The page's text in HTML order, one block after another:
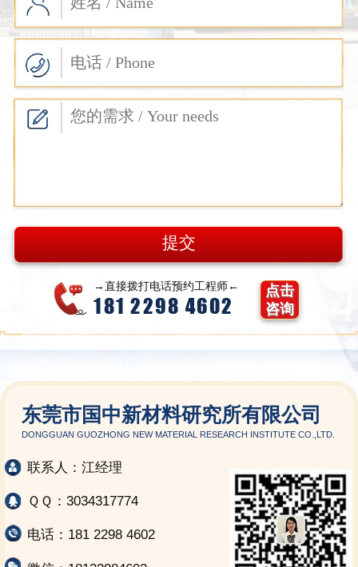
→直接拨打电话预约工程师←
181 2298 4602
点击
咨询
东莞市国中新材料研究所有限公司
DONGGUAN GUOZHONG NEW MATERIAL RESEARCH INSTITUTE CO.,LTD.
联系人：江经理
ＱＱ：3034317774
电话：181 2298 4602